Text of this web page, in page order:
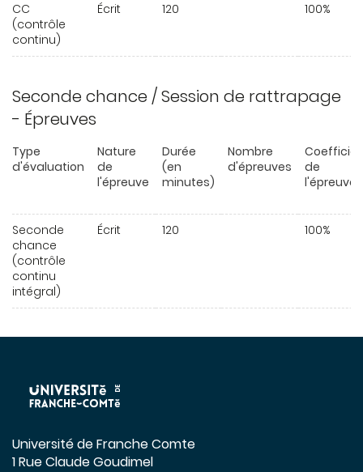
CC
(contrôle
continu)
Écrit 120 100%
Seconde chance / Session de rattrapage
- Épreuves
Type
d'évaluation
Nature
de
l'épreuve
Durée
(en
minutes)
Nombre
d'épreuves
de
l'épreuve
Seconde
chance
(contrôle
continu
intégral)
Écrit 120 100%
Université de Franche Comte
1 Rue Claude Goudimel